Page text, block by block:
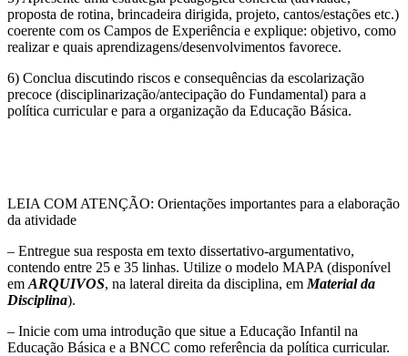
proposta de rotina, brincadeira dirigida, projeto, cantos/estações etc.)
coerente com os Campos de Experiência e explique: objetivo, como
realizar e quais aprendizagens/desenvolvimentos favorece.
6) Conclua discutindo riscos e consequências da escolarização
precoce (disciplinarização/antecipação do Fundamental) para a
política curricular e para a organização da Educação Básica.
LEIA COM ATENÇÃO: Orientações importantes para a elaboração
da atividade
– Entregue sua resposta em texto dissertativo-argumentativo,
contendo entre 25 e 35 linhas. Utilize o modelo MAPA (disponível
em ARQUIVOS, na lateral direita da disciplina, em Material da
Disciplina).
– Inicie com uma introdução que situe a Educação Infantil na
Educação Básica e a BNCC como referência da política curricular.